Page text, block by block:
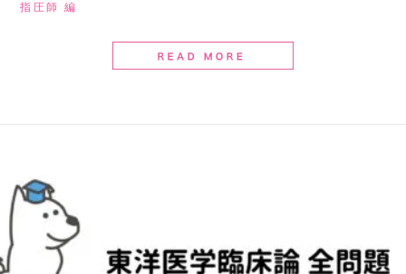
指圧師 編